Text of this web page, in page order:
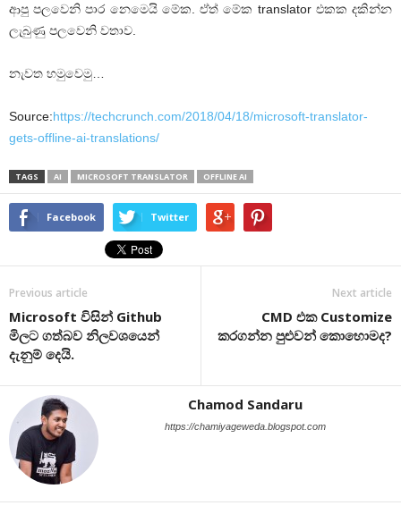
ආපු පලවෙනි පාර නෙමෙයි මේක. ඒත් මේක translator එකක දකින්න
ලැබුණු පලවෙනි වතාව.
නැවත හමුවෙමු…
Source:https://techcrunch.com/2018/04/18/microsoft-translator-
gets-offline-ai-translations/
TAGS AI MICROSOFT TRANSLATOR OFFLINE AI
Facebook Twitter
Previous article
Microsoft විසින් Github
මිලට ගත්බව නිලවශයෙන්
දැනුම් දෙයි.
Next article
CMD එක Customize
කරගන්න පුළුවන් කොහොමද?
Chamod Sandaru
https://chamiyageweda.blogspot.com